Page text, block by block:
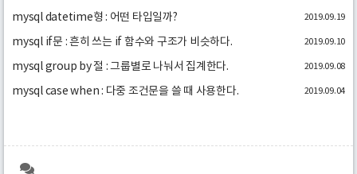
mysql datetime형 : 어떤 타입일까? 2019.09.19
mysql if문 : 흔히 쓰는 if 함수와 구조가 비슷하다. 2019.09.10
mysql group by 절 : 그룹별로 나눠서 집계한다. 2019.09.08
mysql case when : 다중 조건문을 쓸 때 사용한다. 2019.09.04